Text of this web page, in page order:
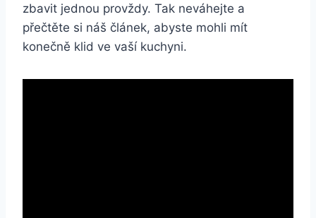
zbavit jednou provždy. Tak neváhejte a
přečtěte si náš článek, abyste mohli mít
konečně klid ve vaší kuchyni.